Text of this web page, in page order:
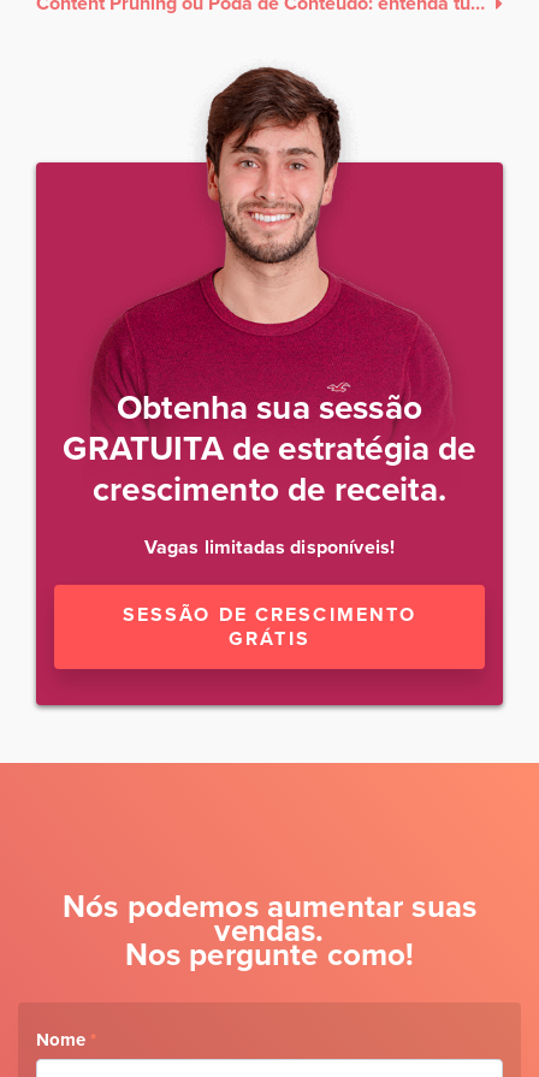
Obtenha sua sessão
GRATUITA de estratégia de
crescimento de receita.
Vagas limitadas disponíveis!
SESSÃO DE CRESCIMENTO
GRÁTIS
Nós podemos aumentar suas
vendas.
Nos pergunte como!
Nome *